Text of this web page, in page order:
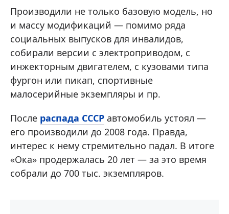
Производили не только базовую модель, но
и массу модификаций — помимо ряда
социальных выпусков для инвалидов,
собирали версии с электроприводом, с
инжекторным двигателем, с кузовами типа
фургон или пикап, спортивные
малосерийные экземпляры и пр.
После распада СССР автомобиль устоял —
его производили до 2008 года. Правда,
интерес к нему стремительно падал. В итоге
«Ока» продержалась 20 лет — за это время
собрали до 700 тыс. экземпляров.